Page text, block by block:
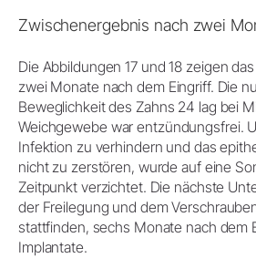
Zwischenergebnis nach zwei
Die Abbildungen 17 und 18 zeigen
zwei Monate nach dem Eingriff. Die
Beweglichkeit des Zahns 24 lag bei
Weichgewebe war entzündungsfrei.
Infektion zu verhindern und das
nicht zu zerstören, wurde auf eine
Zeitpunkt verzichtet. Die nächste
der Freilegung und dem
stattfinden, sechs Monate nach dem
Implantate.